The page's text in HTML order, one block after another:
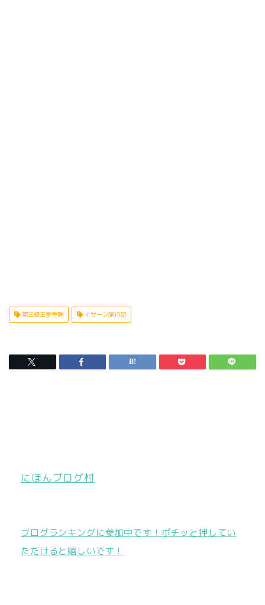
第三級王室寺院 イサーン旅行記
にほんブログ村
ブログランキングに参加中です！ポチッと押してい
ただけると嬉しいです！